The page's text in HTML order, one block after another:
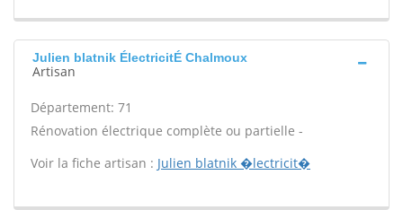
Julien blatnik ÉlectricitÉ Chalmoux
Artisan
Département: 71
Rénovation électrique complète ou partielle -
Voir la fiche artisan : Julien blatnik �lectricit�